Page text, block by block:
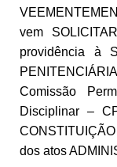
vem
providência à
Comissão
Disciplinar –
dos atos